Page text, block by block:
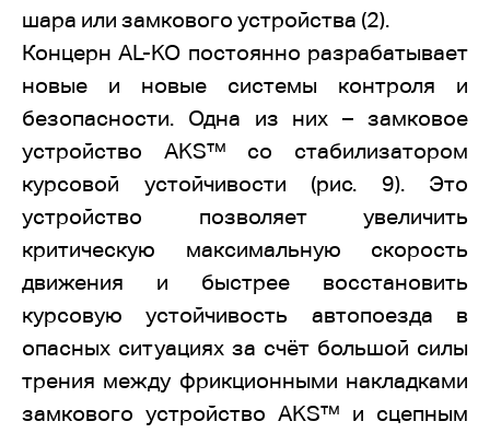
шара или замкового устройства (2).
Концерн AL-KO постоянно разрабатывает
новые и новые системы контроля и
безопасности. Одна из них – замковое
устройство AKS™ со стабилизатором
курсовой устойчивости (рис. 9). Это
устройство позволяет увеличить
критическую максимальную скорость
движения и быстрее восстановить
курсовую устойчивость автопоезда в
опасных ситуациях за счёт большой силы
трения между фрикционными накладками
замкового устройство AKS™ и сцепным